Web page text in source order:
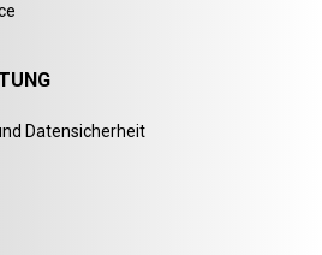
Datensicherheit